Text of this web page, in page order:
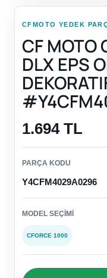
CFMOTO YEDEK
CF MOTO
DLX EPS
1.694 TL
PARÇA KODU
Y4CFM4029A0296
MODEL SEÇIMI
CFORCE 1000